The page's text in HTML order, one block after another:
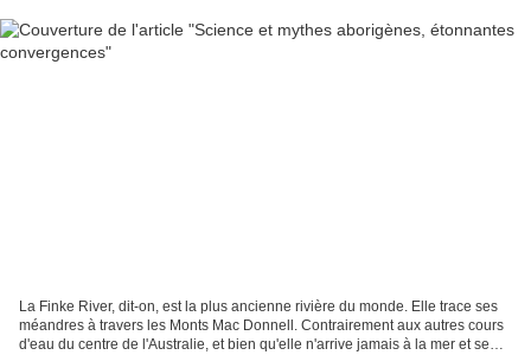
La Finke River, dit-on, est la plus ancienne rivière du monde. Elle trace ses
méandres à travers les Monts Mac Donnell. Contrairement aux autres cours
d'eau du centre de l'Australie, et bien qu'elle n'arrive jamais à la mer et se